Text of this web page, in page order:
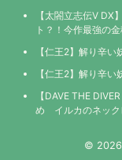
【太閤立志伝V
ト？！今作最強の
【仁王2】解り辛
【仁王2】解り辛
【DAVE THE
め イルカのネック
© 2026